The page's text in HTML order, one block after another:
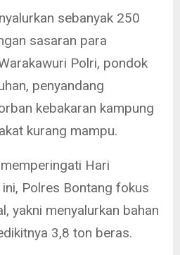
sebanyak 250
sasaran para
Polri, pondok
penyandang
kebakaran kampung
kurang mampu.
Hari
Polres Bontang fokus
yakni menyalurkan bahan
3,8 ton beras.